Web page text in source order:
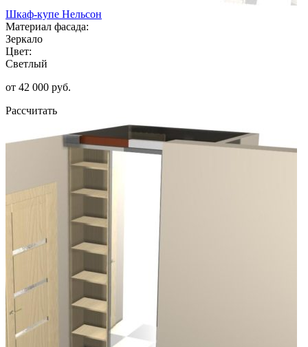
Шкаф-купе Нельсон
Материал фасада:
Зеркало
Цвет:
Светлый
от 42 000 руб.
Рассчитать